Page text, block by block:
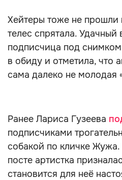
Хейтеры тоже не
телес спрятала. Удачный
подписчица под
в обиду и отметила, что
сама далеко не молодая
Ранее Лариса Гузеева
подписчиками
собакой по кличке
посте артистка
становится для неё